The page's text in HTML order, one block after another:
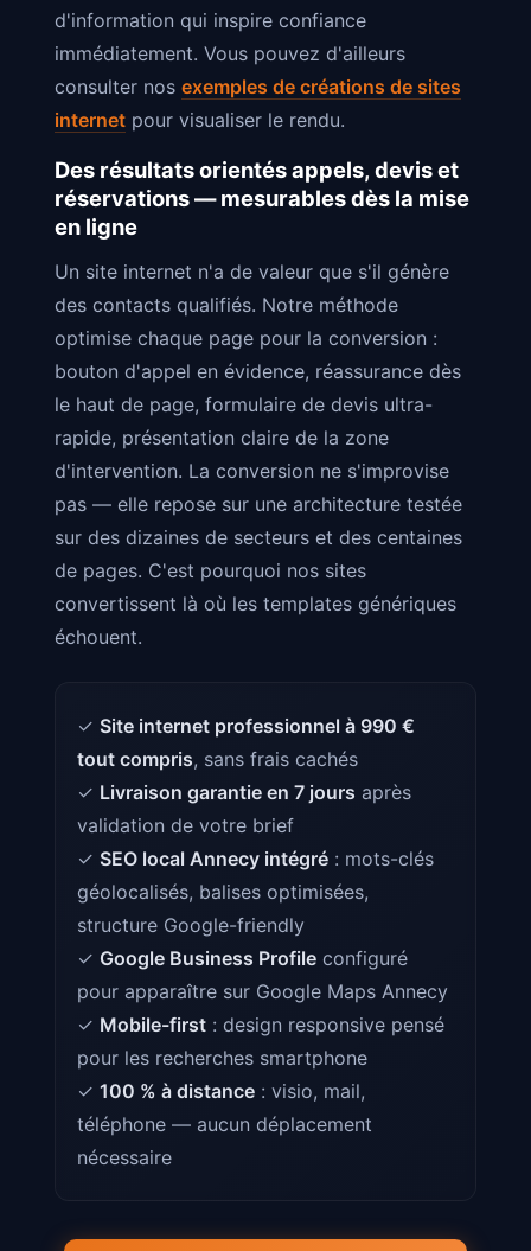
d'information qui inspire confiance
immédiatement. Vous pouvez d'ailleurs
consulter nos exemples de créations de sites
internet pour visualiser le rendu.
Des résultats orientés appels, devis et
réservations — mesurables dès la mise
en ligne
Un site internet n'a de valeur que s'il génère
des contacts qualifiés. Notre méthode
optimise chaque page pour la conversion :
bouton d'appel en évidence, réassurance dès
le haut de page, formulaire de devis ultra-
rapide, présentation claire de la zone
d'intervention. La conversion ne s'improvise
pas — elle repose sur une architecture testée
sur des dizaines de secteurs et des centaines
de pages. C'est pourquoi nos sites
convertissent là où les templates génériques
échouent.
✓ Site internet professionnel à 990 €
tout compris, sans frais cachés
✓ Livraison garantie en 7 jours après
validation de votre brief
✓ SEO local Annecy intégré : mots-clés
géolocalisés, balises optimisées,
structure Google-friendly
✓ Google Business Profile configuré
pour apparaître sur Google Maps Annecy
✓ Mobile-first : design responsive pensé
pour les recherches smartphone
✓ 100 % à distance : visio, mail,
téléphone — aucun déplacement
nécessaire